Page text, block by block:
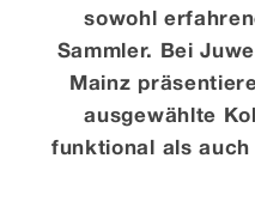
sowohl
Sammler. Bei
Mainz
ausgewählte
funktional als